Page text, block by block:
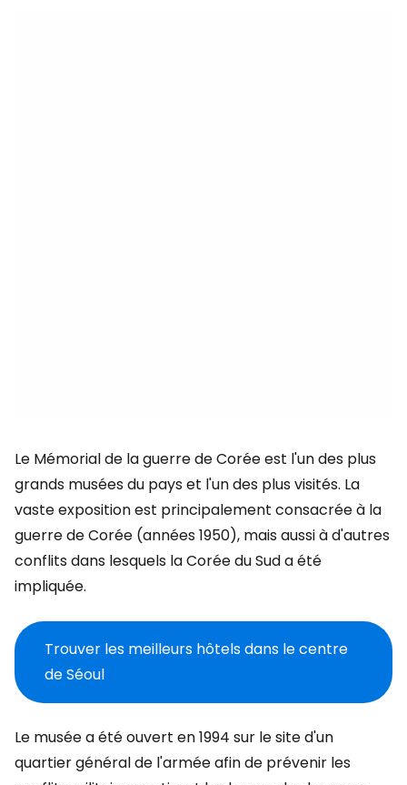
Le Mémorial de la guerre de Corée est l'un des plus
grands musées du pays et l'un des plus visités. La
vaste exposition est principalement consacrée à la
guerre de Corée (années 1950), mais aussi à d'autres
conflits dans lesquels la Corée du Sud a été
impliquée.
Trouver les meilleurs hôtels dans le centre
de Séoul
Le musée a été ouvert en 1994 sur le site d'un
quartier général de l'armée afin de prévenir les